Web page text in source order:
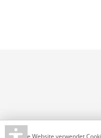
Diese Website verwendet